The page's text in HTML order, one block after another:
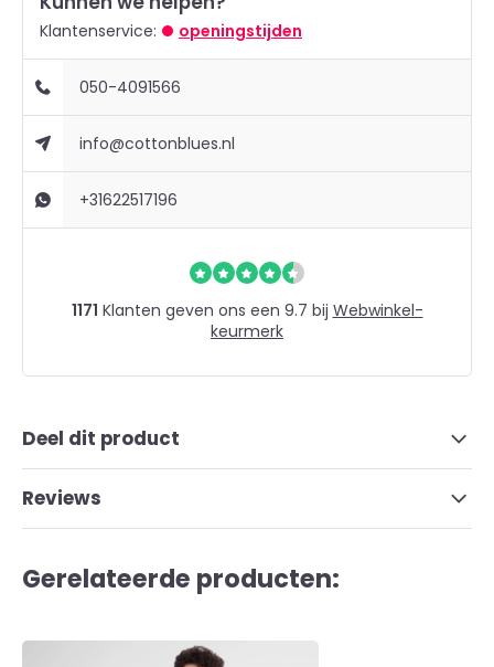
Klantenservice: openingstijden
050-4091566
info@cottonblues.nl
+31622517196
1171 Klanten geven ons een 9.7 bij Webwinkel-
keurmerk
Deel dit product
Reviews
Gerelateerde producten: